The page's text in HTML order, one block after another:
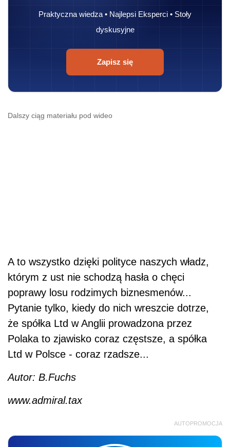
Praktyczna wiedza • Najlepsi Eksperci • Stoły
dyskusyjne
Zapisz się
Dalszy ciąg materiału pod wideo
A to wszystko dzięki polityce naszych władz,
którym z ust nie schodzą hasła o chęci
poprawy losu rodzimych biznesmenów...
Pytanie tylko, kiedy do nich wreszcie dotrze,
że spółka Ltd w Anglii prowadzona przez
Polaka to zjawisko coraz częstsze, a spółka
Ltd w Polsce - coraz rzadsze...
Autor: B.Fuchs
www.admiral.tax
AUTOPROMOCJA